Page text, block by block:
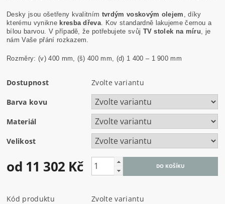
Desky jsou ošetřeny kvalitním tvrdým voskovým olejem
, díky
kterému vynikne kresba dřeva . Kov standardně lakujeme černou a
bílou barvou. V případě, že potřebujete svůj TV stolek na míru , je
nám Vaše přání rozkazem.
Rozměry: (v) 400 mm, (š) 400 mm, (d) 1 400 – 1 900 mm
Dostupnost Zvolte variantu
Barva kovu
Materiál
Velikost
od 11 302 Kč
Kód produktu
Zvolte variantu